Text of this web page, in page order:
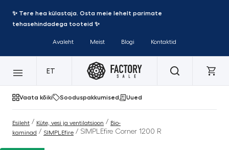
✨ Tere hea külastaja. Osta meie lehelt parimate
tehasehindadega tooteid ✨
Avaleht Meist Blogi Kontaktid
ET
Vaata kõiki Sooduspakkumised Uued
Esileht / Küte, vesi ja ventilatsioon / Bio-
kaminad / SIMPLEfire / SIMPLEfire Corner 1200 R